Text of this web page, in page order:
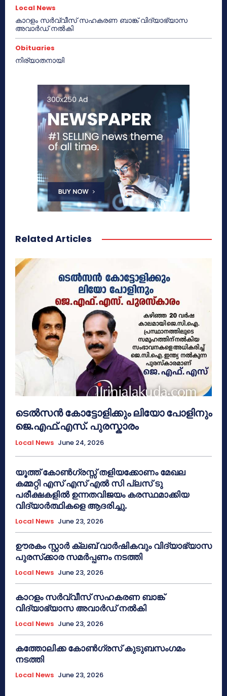
Local News
കാറളം സർവ്വീസ് സഹകരണ ബാങ്ക് വിദ്യാഭ്യാസ
അവാർഡ് നൽകി
Obituaries
നിര്യാതനായി
Related Articles
ടെൽസൻ കോട്ടോളിക്കും ലിയോ പോളിനും
ജെ.എഫ്.എസ്. പുരസ്കാരം
Local News June 24, 2026
യൂത്ത് കോൺഗ്രസ്സ് തളിയക്കോണം മേഖല
കമ്മറ്റി എസ് എസ് എൽ സി പ്ലസ് ടു
പരീക്ഷകളിൽ ഉന്നതവിജയം കരസ്ഥമാക്കിയ
വിദ്യാർത്ഥികളെ ആദരിച്ചു.
Local News June 23, 2026
ഊരകം സ്റ്റാർ ക്ലബ് വാർഷികവും വിദ്യാഭ്യാസ
പുരസ്‌ക്കാര സമർപ്പണം നടത്തി
Local News June 23, 2026
കാറളം സർവ്വീസ് സഹകരണ ബാങ്ക്
വിദ്യാഭ്യാസ അവാർഡ് നൽകി
Local News June 23, 2026
കത്തോലിക്ക കോൺഗ്രസ് കുടുബസംഗമം
നടത്തി
Local News June 23, 2026